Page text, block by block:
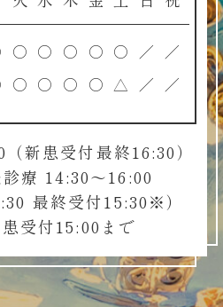
○ ○ ○ ○ ○ ／ ／
○ ○ ○ ○ △ ／ ／
新患受付最終16:30）
療 14:30～16:00
最終受付15:30※）
受付15:00まで